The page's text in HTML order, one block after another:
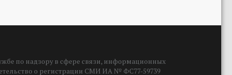
по надзору в сфере связи, информационных
о регистрации СМИ ИА № ФС77-59739